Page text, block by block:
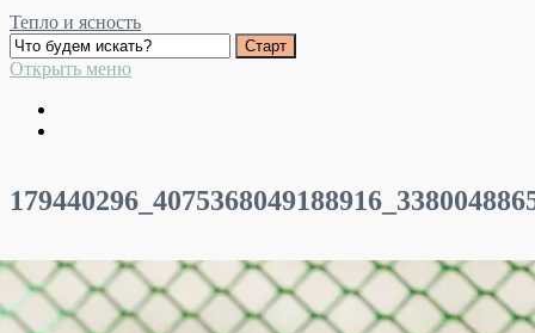
Тепло и ясность
Открыть меню